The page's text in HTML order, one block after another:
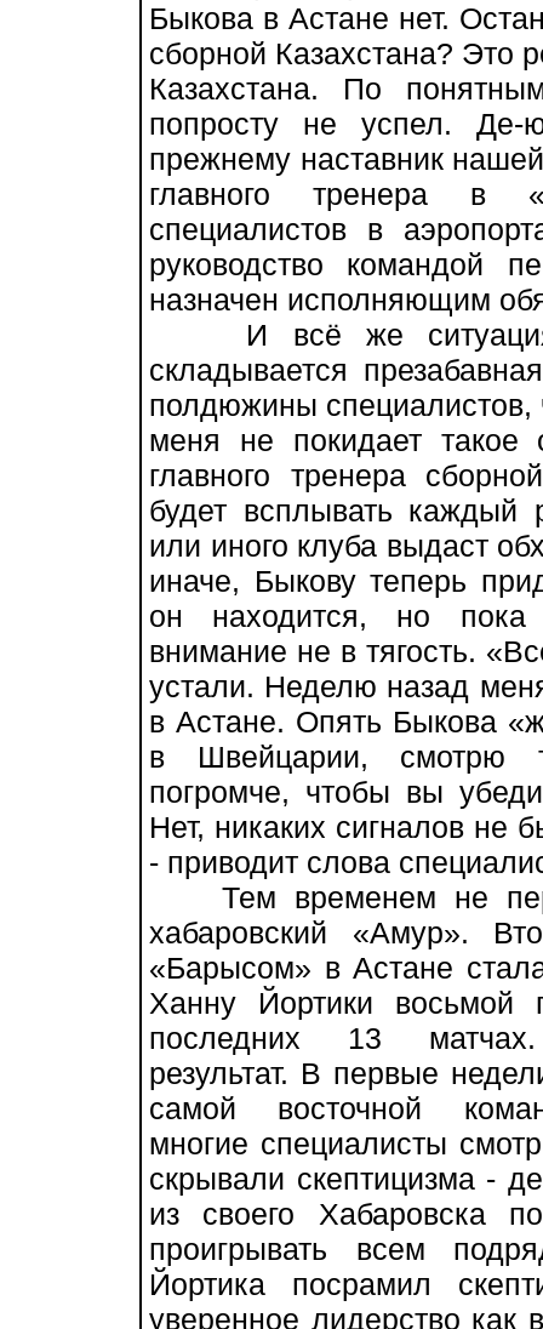
Быкова в Астане нет.
сборной Казахстана? Это
Казахстана. По
попросту не успел.
прежнему наставник
главного тренера в
специалистов в
руководство командой
назначен исполняющим
И всё же ситуация
складывается
полдюжины специалистов,
меня не покидает
главного тренера
будет всплывать каждый
или иного клуба выдаст
иначе, Быкову теперь
он находится, но пока
внимание не в тягость.
устали. Неделю назад
в Астане. Опять Быкова
в Швейцарии, смотрю
погромче, чтобы вы
Нет, никаких сигналов не
- приводит слова
Тем временем не
хабаровский «Амур».
«Барысом» в Астане
Ханну Йортики
последних 13
результат. В первые
самой восточной
многие специалисты
скрывали скептицизма -
из своего Хабаровска
проигрывать всем
Йортика посрамил
уверенное лидерство как